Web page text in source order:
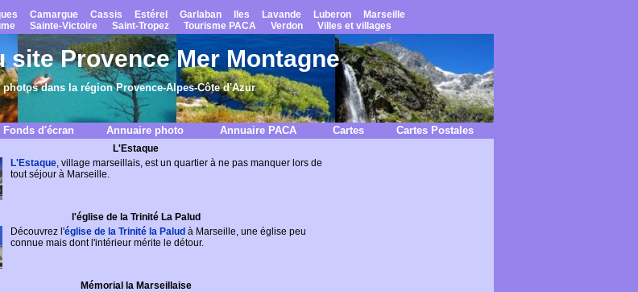
Camargue Cassis Estérel Garlaban Iles Lavande Luberon
Marseille
Sainte-Victoire Saint-Tropez Tourisme PACA Verdon Villes et villages
site Provence Mer Montagne
photos dans la région Provence-Alpes-Côte d'Azur
Fonds d'écran Annuaire photo Annuaire PACA Cartes Cartes Postales
L'Estaque
L'Estaque, village marseillais, est un quartier à ne pas manquer lors de
tout séjour à Marseille.
l'église de la Trinité La Palud
Découvrez l'église de la Trinité la Palud à Marseille, une église peu
connue mais dont l'intérieur mérite le détour.
Mémorial la Marseillaise